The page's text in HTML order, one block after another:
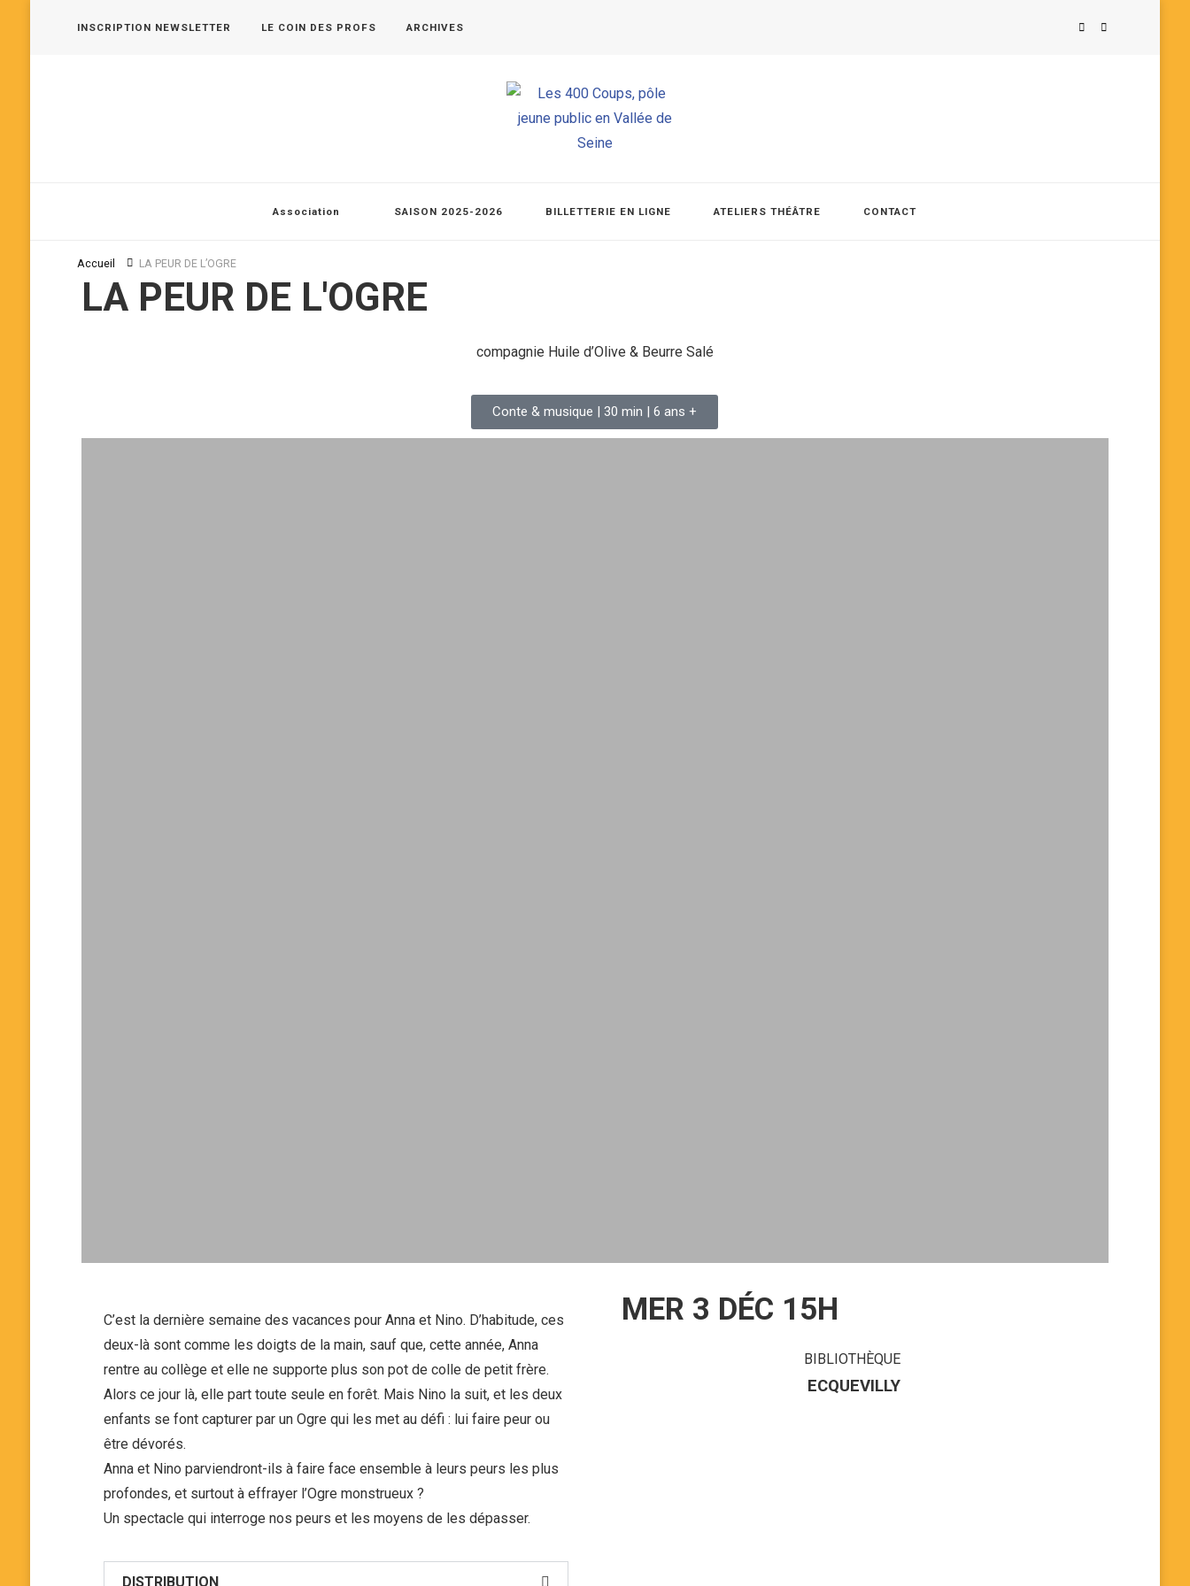
INSCRIPTION NEWSLETTER LE COIN DES PROFS ARCHIVES
Association SAISON 2025-2026 BILLETTERIE EN LIGNE ATELIERS THÉÂTRE CONTACT
Accueil LA PEUR DE L’OGRE
LA PEUR DE L'OGRE
compagnie Huile d’Olive & Beurre Salé
Conte & musique | 30 min | 6 ans +
C’est la dernière semaine des vacances pour Anna et Nino. D’habitude, ces
deux-là sont comme les doigts de la main, sauf que, cette année, Anna
rentre au collège et elle ne supporte plus son pot de colle de petit frère.
Alors ce jour là, elle part toute seule en forêt. Mais Nino la suit, et les deux
enfants se font capturer par un Ogre qui les met au défi : lui faire peur ou
être dévorés.
Anna et Nino parviendront-ils à faire face ensemble à leurs peurs les plus
profondes, et surtout à effrayer l’Ogre monstrueux ?
Un spectacle qui interroge nos peurs et les moyens de les dépasser.
DISTRIBUTION
MER 3 DÉC 15H
BIBLIOTHÈQUE
ECQUEVILLY